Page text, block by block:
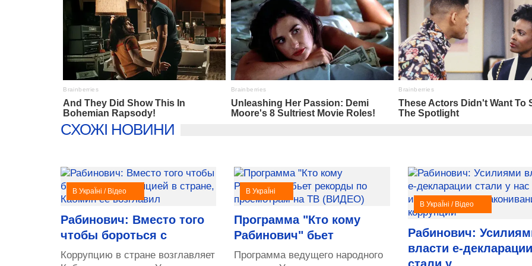
СХОЖІ НОВИНИ
В УкраЇні / Відео
Рабинович: Вместо того
чтобы бороться с
Коррупцию в стране возглавляет
В УкраЇні
Программа "Кто кому
Рабинович" бьет
Программа ведущего народного
В УкраЇні / Відео
Рабинович:
власти е-декларации